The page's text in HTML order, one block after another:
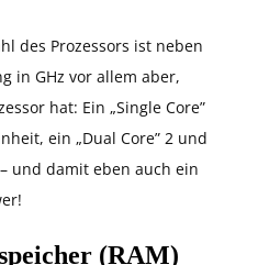
des Prozessors ist neben
in GHz vor allem aber,
hat: Ein „Single Core”
ein „Dual Core” 2 und
und damit eben auch ein
(RAM)